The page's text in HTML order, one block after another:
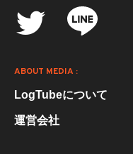
ABOUT MEDIA :
LogTubeについて
運営会社